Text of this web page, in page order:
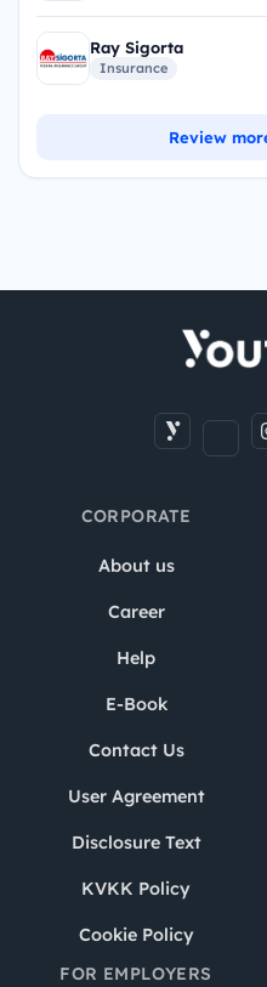
Ray Sigorta
Insurance
Review
CORPORATE
About us
Career
Help
E-Book
Contact Us
User Agreement
Disclosure Text
KVKK Policy
Cookie Policy
FOR EMPLOYERS